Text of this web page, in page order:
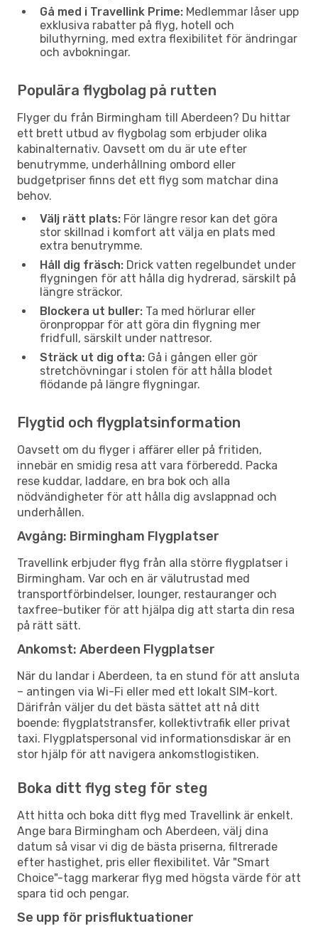
Gå med i Travellink Prime: Medlemmar låser upp
exklusiva rabatter på flyg, hotell och
biluthyrning, med extra flexibilitet för ändringar
och avbokningar.
Populära flygbolag på rutten
Flyger du från Birmingham till Aberdeen? Du hittar
ett brett utbud av flygbolag som erbjuder olika
kabinalternativ. Oavsett om du är ute efter
benutrymme, underhållning ombord eller
budgetpriser finns det ett flyg som matchar dina
behov.
Välj rätt plats: För längre resor kan det göra
stor skillnad i komfort att välja en plats med
extra benutrymme.
Håll dig fräsch: Drick vatten regelbundet under
flygningen för att hålla dig hydrerad, särskilt på
längre sträckor.
Blockera ut buller: Ta med hörlurar eller
öronproppar för att göra din flygning mer
fridfull, särskilt under nattresor.
Sträck ut dig ofta: Gå i gången eller gör
stretchövningar i stolen för att hålla blodet
flödande på längre flygningar.
Flygtid och flygplatsinformation
Oavsett om du flyger i affärer eller på fritiden,
innebär en smidig resa att vara förberedd. Packa
rese kuddar, laddare, en bra bok och alla
nödvändigheter för att hålla dig avslappnad och
underhållen.
Avgång: Birmingham Flygplatser
Travellink erbjuder flyg från alla större flygplatser i
Birmingham. Var och en är välutrustad med
transportförbindelser, lounger, restauranger och
taxfree-butiker för att hjälpa dig att starta din resa
på rätt sätt.
Ankomst: Aberdeen Flygplatser
När du landar i Aberdeen, ta en stund för att ansluta
– antingen via Wi-Fi eller med ett lokalt SIM-kort.
Därifrån väljer du det bästa sättet att nå ditt
boende: flygplatstransfer, kollektivtrafik eller privat
taxi. Flygplatspersonal vid informationsdiskar är en
stor hjälp för att navigera ankomstlogistiken.
Boka ditt flyg steg för steg
Att hitta och boka ditt flyg med Travellink är enkelt.
Ange bara Birmingham och Aberdeen, välj dina
datum så visar vi dig de bästa priserna, filtrerade
efter hastighet, pris eller flexibilitet. Vår "Smart
Choice"-tagg markerar flyg med högsta värde för att
spara tid och pengar.
Se upp för prisfluktuationer